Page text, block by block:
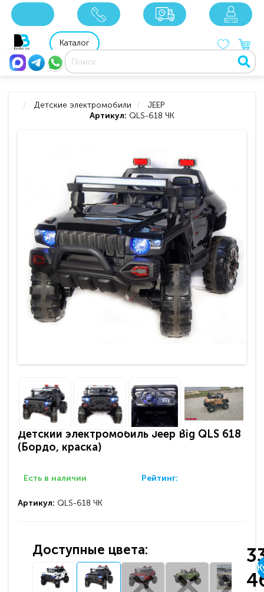
8 800 201 92 06
Каталог
Детские электромобили
JEEP
Артикул: QLS-618 ЧК
Детский электромобиль Jeep Big QLS 618
(Бордо, краска)
Есть в наличии Рейтинг:
Артикул: QLS-618 ЧК
Доступные цвета:
xxx